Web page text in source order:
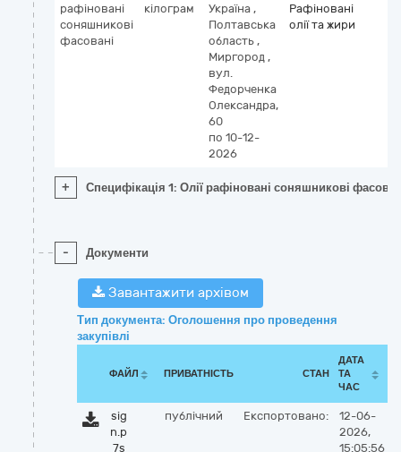
рафіновані
соняшникові
фасовані
кілограм
Україна ,
Полтавська
область ,
Миргород ,
вул.
Федорченка
Олександра,
60
по 10-12-
2026
Рафіновані
олії та жири
+ Специфікація 1: Олії рафіновані соняшникові
- Документи
Завантажити архівом
Тип документа: Оголошення про проведення
закупівлі
ФАЙЛ ПРИВАТНІСТЬ СТАН
ДАТА
ТА
ЧАС
sig
n.p
7s
публічний Експортовано:
12-06-
2026,
15:05:56